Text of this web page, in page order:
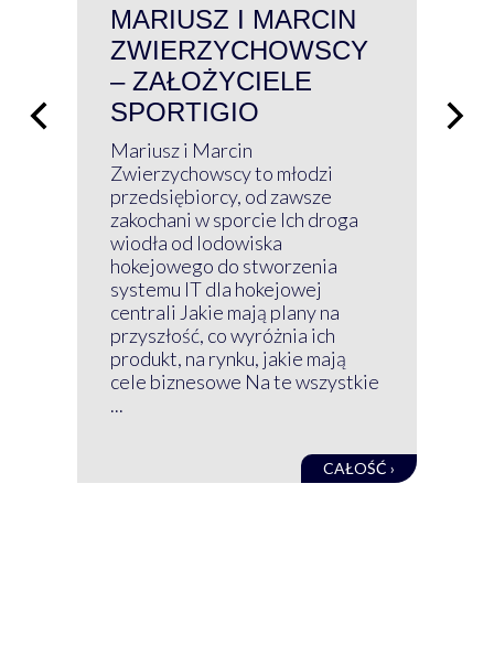
MARIUSZ I MARCIN
ZWIERZYCHOWSCY
– ZAŁOŻYCIELE
SPORTIGIO
Mariusz i Marcin
Zwierzychowscy to młodzi
przedsiębiorcy, od zawsze
zakochani w sporcie Ich droga
wiodła od lodowiska
hokejowego do stworzenia
systemu IT dla hokejowej
centrali Jakie mają plany na
przyszłość, co wyróżnia ich
produkt, na rynku, jakie mają
cele biznesowe Na te wszystkie
...
CAŁOŚĆ ›